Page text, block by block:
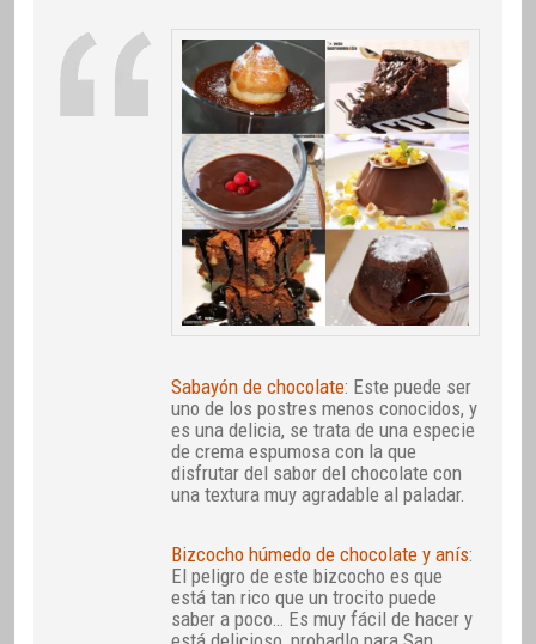
Sabayón de chocolate: Este puede ser
uno de los postres menos conocidos, y
es una delicia, se trata de una especie
de crema espumosa con la que
disfrutar del sabor del chocolate con
una textura muy agradable al paladar.
Bizcocho húmedo de chocolate y anís:
El peligro de este bizcocho es que
está tan rico que un trocito puede
saber a poco… Es muy fácil de hacer y